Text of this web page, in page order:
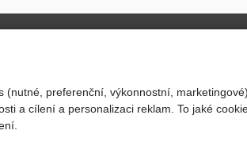
- zavřeno
preferenční, výkonnostní, marketingové).
a cílení a personalizaci reklam. To jaké